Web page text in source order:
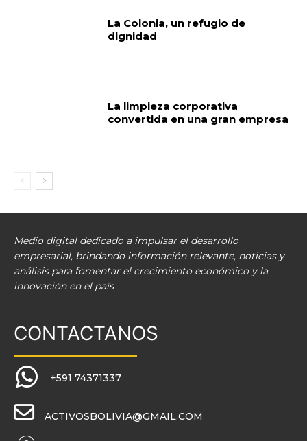
La Colonia, un refugio de
dignidad
La limpieza corporativa
convertida en una gran empresa
Medio digital dedicado a impulsar el desarrollo
empresarial, brindando información relevante, noticias y
análisis para fomentar el crecimiento económico y la
innovación en el país
CONTACTANOS
+591 74371337
ACTIVOSBOLIVIA@GMAIL.COM